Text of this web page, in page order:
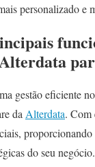
personalizado e
gestão eficiente
da Alterdata. Com
do seu negócio.